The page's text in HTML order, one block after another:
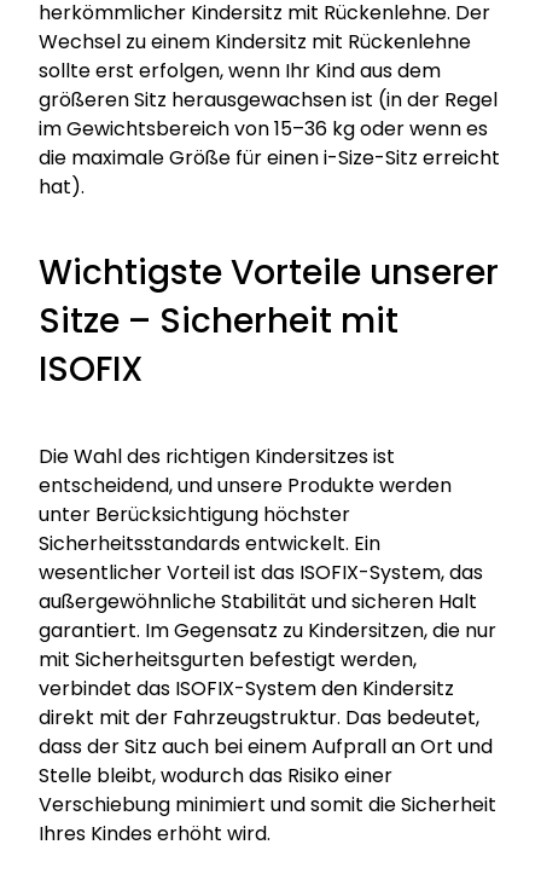
herkömmlicher Kindersitz mit Rückenlehne. Der
Wechsel zu einem Kindersitz mit Rückenlehne
sollte erst erfolgen, wenn Ihr Kind aus dem
größeren Sitz herausgewachsen ist (in der Regel
im Gewichtsbereich von 15–36 kg oder wenn es
die maximale Größe für einen i-Size-Sitz erreicht
hat).
Wichtigste Vorteile unserer
Sitze – Sicherheit mit
ISOFIX
Die Wahl des richtigen Kindersitzes ist
entscheidend, und unsere Produkte werden
unter Berücksichtigung höchster
Sicherheitsstandards entwickelt. Ein
wesentlicher Vorteil ist das ISOFIX-System, das
außergewöhnliche Stabilität und sicheren Halt
garantiert. Im Gegensatz zu Kindersitzen, die nur
mit Sicherheitsgurten befestigt werden,
verbindet das ISOFIX-System den Kindersitz
direkt mit der Fahrzeugstruktur. Das bedeutet,
dass der Sitz auch bei einem Aufprall an Ort und
Stelle bleibt, wodurch das Risiko einer
Verschiebung minimiert und somit die Sicherheit
Ihres Kindes erhöht wird.